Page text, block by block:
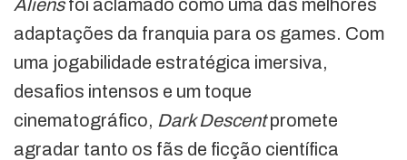
Aliensfoi aclamado como uma das melhores
adaptações da franquia para os games. Com
uma jogabilidade estratégica imersiva,
desafios intensos e um toque
cinematográfico, Dark Descentpromete
agradar tanto os fãs de ficção científica